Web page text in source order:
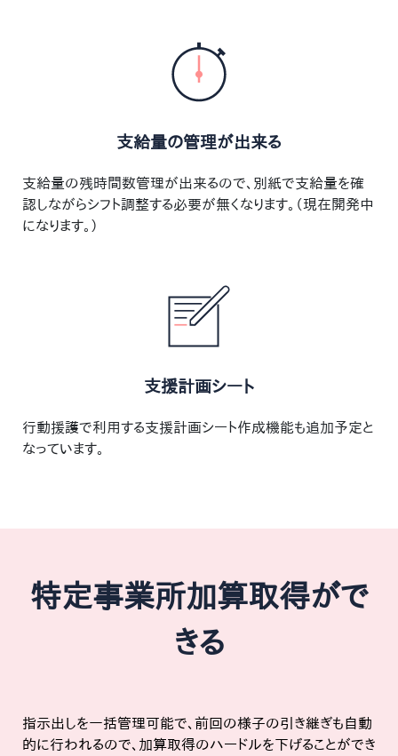
支給量の管理が出来る
支給量の残時間数管理が出来るので、別紙で支給量を確
認しながらシフト調整する必要が無くなります。（現在開発中
になります。）
支援計画シート
行動援護で利用する支援計画シート作成機能も追加予定と
なっています。
特定事業所加算取得がで
きる
指示出しを一括管理可能で、前回の様子の引き継ぎも自動
的に行われるので、加算取得のハードルを下げることができ